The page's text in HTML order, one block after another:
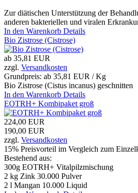
Zur diätischen Unterstützung der
anderen bakteriellen und viralen
In den Warenkorb Details
Bio Zistrose (Cistrose)
ab 35,81 EUR
zzgl. Versandkosten
Grundpreis: ab 35,81 EUR / Kg
Bio Zistrose (Cistus incanus) geschnitten
In den Warenkorb Details
EOTRH+ Kombipaket groß
224,00 EUR
190,00 EUR
zzgl. Versandkosten
15% Preisvorteil im Vergleich zum
Bestehend aus:
300g EOTRH+ Vitalpilzmischung
2 kg Zink 30.000 Pulver
2 l Mangan 10.000 Liquid